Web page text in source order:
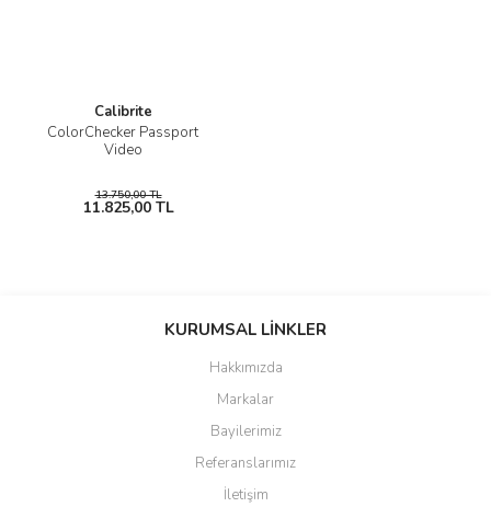
Calibrite
ColorChecker Passport
Video
13.750,00 TL
11.825,00 TL
KURUMSAL LİNKLER
Hakkımızda
Markalar
Bayilerimiz
Referanslarımız
İletişim